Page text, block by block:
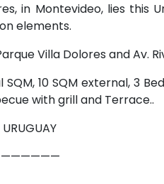
in Montevideo, lies this
elements.
Villa Dolores and Av.
10 SQM external, 3
with grill and Terrace..